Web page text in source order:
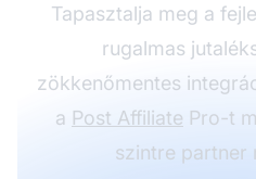
Tapasztalja meg a
rugalmas
zökkenőmentes
a Post Affiliate Pro-t
szintre partner